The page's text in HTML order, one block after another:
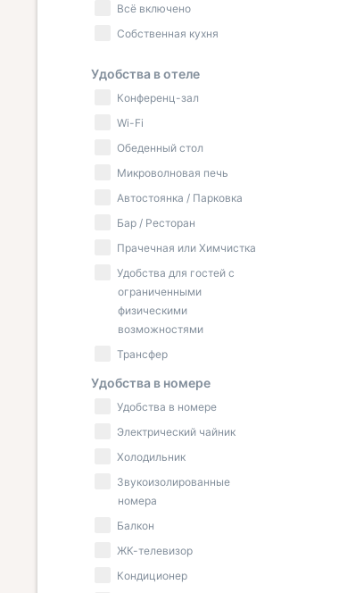
Всё включено
Собственная кухня
Удобства в отеле
Конференц-зал
Wi-Fi
Обеденный стол
Микроволновая печь
Автостоянка / Парковка
Бар / Ресторан
Прачечная или Химчистка
Удобства для гостей с
ограниченными
физическими
возможностями
Трансфер
Удобства в номере
Удобства в номере
Электрический чайник
Холодильник
Звукоизолированные
номера
Балкон
ЖК-телевизор
Кондиционер